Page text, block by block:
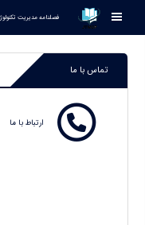
تماس با ما
ارتباط با ما